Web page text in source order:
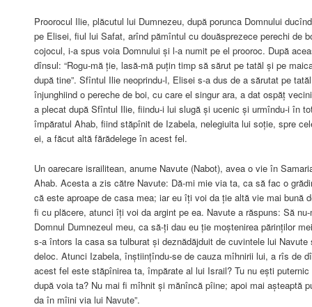
Proorocul Ilie, plăcutul lui Dumnezeu, după porunca Domnului
pe Elisei, fiul lui Safat, arînd pămîntul cu douăsprezece perechi de
cojocul, i-a spus voia Domnului și l-a numit pe el prooroc. După
dînsul: “Rogu-mă ție, lasă-mă puțin timp să sărut pe tatăl și pe
după tine”. Sfîntul Ilie neoprindu-l, Elisei s-a dus de a sărutat pe
înjunghiind o pereche de boi, cu care el singur ara, a dat ospăț
a plecat după Sfîntul Ilie, fiindu-i lui slugă și ucenic și urmîndu-i în
împăratul Ahab, fiind stăpînit de Izabela, nelegiuita lui soție, spre
ei, a făcut altă fărădelege în acest fel.
Un oarecare israilitean, anume Navute (Nabot), avea o vie în
Ahab. Acesta a zis către Navute: Dă-mi mie via ta, ca să fac o
că este aproape de casa mea; iar eu îți voi da ție altă vie mai bună
fi cu plăcere, atunci îți voi da argint pe ea. Navute a răspuns: Să
Domnul Dumnezeul meu, ca să-ți dau eu ție moștenirea părinților
s-a întors la casa sa tulburat și deznădăjduit de cuvintele lui
deloc. Atunci Izabela, înștiințîndu-se de cauza mîhnirii lui, a rîs de
acest fel este stăpînirea ta, împărate al lui Israil? Tu nu ești
după voia ta? Nu mai fi mîhnit și mănîncă pîine; apoi mai așteaptă
da în mîini via lui Navute”.